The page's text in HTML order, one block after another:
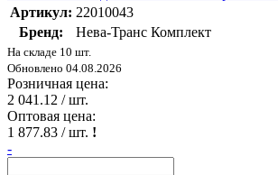
Артикул: 22010043
Бренд:
Нева-Транс Комплект
На складе 10 шт.
Обновлено 04.08.2026
Розничная цена:
2 041.12 / шт.
Оптовая цена:
1 877.83 / шт. !
-